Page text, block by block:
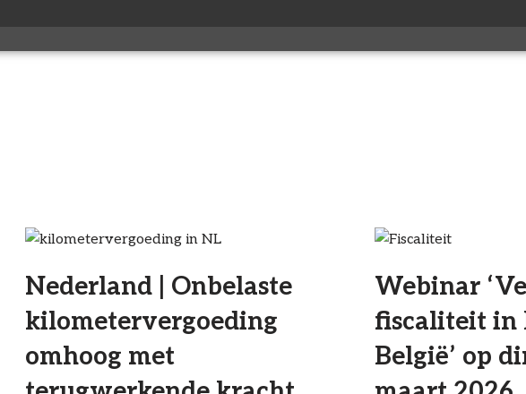
Nederland | Onbelaste
kilometervergoeding
omhoog met
Webinar
fiscaliteit in
België’ op